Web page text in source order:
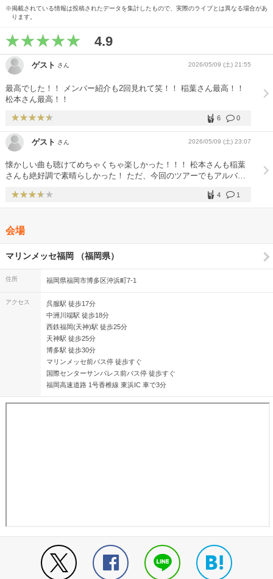
※掲載されている情報は投稿されたデータを集計したもので、実際のライブとは異なる場合があ
ります。
4.9
ゲスト さん 2026/05/09 (土) 21:55
最高でした！！ メンバー紹介も2回見れて笑！！ 稲葉さん最高！！
松本さん最高！！
0
6
ゲスト さん 2026/05/09 (土) 23:07
懐かしい曲も聴けてめちゃくちゃ楽しかった！！！ 松本さんも稲葉
さんも絶好調で素晴らしかった！ ただ、今回のツアーでもアルバム
で... Heaven Knowsと被ると判断したのかな？ 去年やらなかった片
翼の風景も日替わりだったようでせっかくのアルバムツアーなのにも
1
4
会場
マリンメッセ福岡 （福岡県）
住所 福岡県福岡市博多区沖浜町7-1
アクセス
呉服駅 徒歩17分
中洲川端駅 徒歩18分
西鉄福岡(天神)駅 徒歩25分
天神駅 徒歩25分
博多駅 徒歩30分
マリンメッセ前バス停 徒歩すぐ
国際センターサンパレス前バス停 徒歩すぐ
福岡高速道路 1号香椎線 東浜IC 車で3分